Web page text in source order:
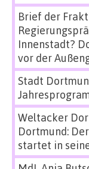
Brief der
Innenstadt?
vor der
Stadt
Weltacker
Dortmund:
startet in